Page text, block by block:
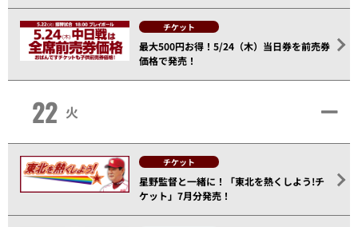
チケット
最大500円お得！5/24（木）当日券を前売券
価格で発売！
22 火
チケット
星野監督と一緒に！「東北を熱くしよう!チ
ケット」7月分発売！